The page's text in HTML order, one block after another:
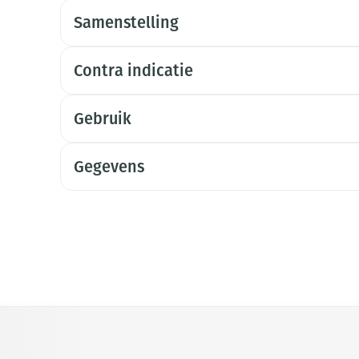
Samenstelling
Contra indicatie
Gebruik
Gegevens